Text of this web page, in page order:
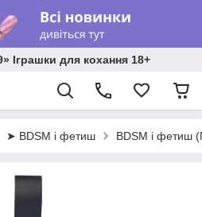
Іграшки для кохання 18+
➤ BDSM і фетиш BDSM і фетиш